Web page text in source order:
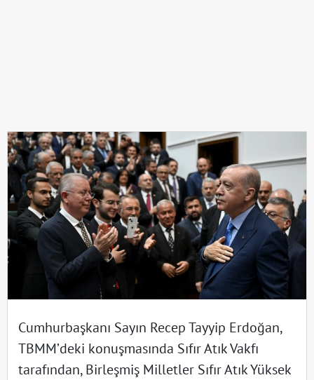
Cumhurbaşkanı Sayın Recep Tayyip Erdoğan,
TBMM’deki konuşmasında Sıfır Atık Vakfı
tarafından, Birleşmiş Milletler Sıfır Atık Yüksek